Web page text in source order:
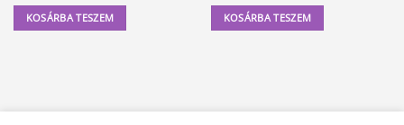
KOSÁRBA TESZEM KOSÁRBA TESZEM